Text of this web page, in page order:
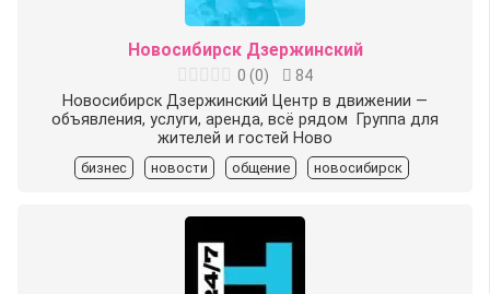
Новосибирск Дзержинский
0 (0)
84
Новосибирск Дзержинский Центр в движении —
объявления, услуги, аренда, всё рядом ️ Группа для
жителей и гостей Ново
бизнес новости общение новосибирск